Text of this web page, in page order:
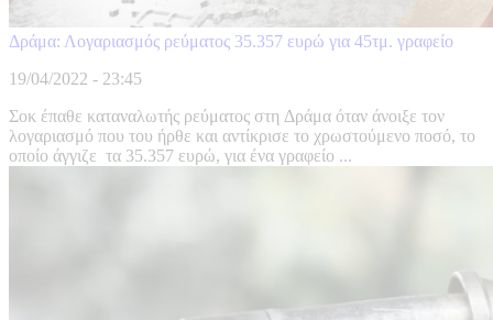
Δράμα: Λογαριασμός ρεύματος 35.357 ευρώ για 45τμ. γραφείο
19/04/2022 - 23:45
Σοκ έπαθε καταναλωτής ρεύματος στη Δράμα όταν άνοιξε τον
λογαριασμό που του ήρθε και αντίκρισε το χρωστούμενο ποσό, το
οποίο άγγιζε τα 35.357 ευρώ, για ένα γραφείο ...